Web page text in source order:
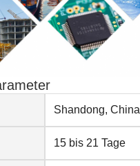
Shandong, China
15 bis 21 Tage